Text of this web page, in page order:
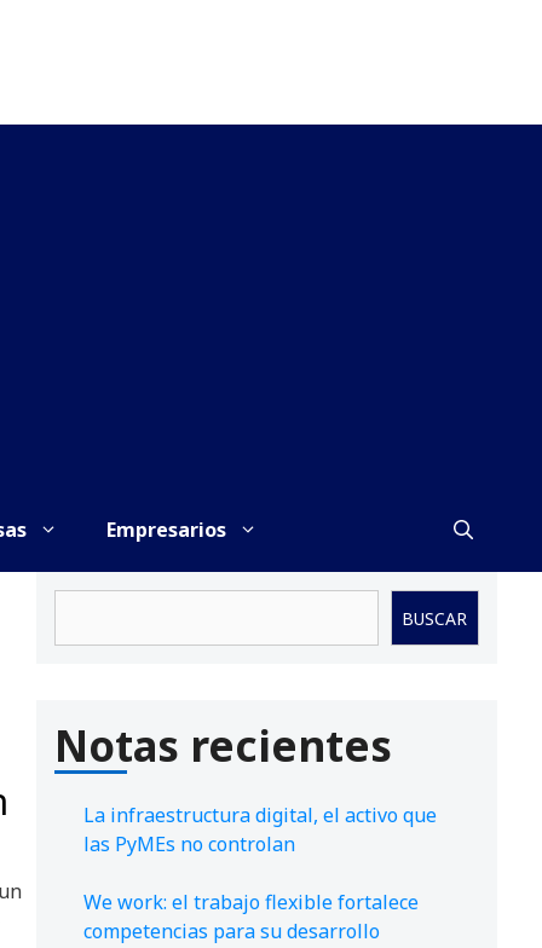
Empresarios
BUSCAR
Notas recientes
La infraestructura digital, el activo que
las PyMEs no controlan
We work: el trabajo flexible fortalece
competencias para su desarrollo